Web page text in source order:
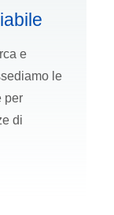
e
le
per
di